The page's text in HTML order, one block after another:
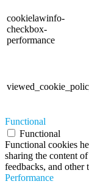
cookielawinfo-
checkbox-
performance
Functional
Functional
Functional cookies
sharing the content
feedbacks, and other
Performance